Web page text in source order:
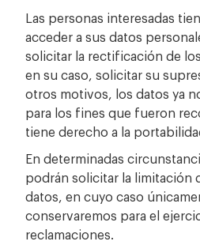
Las personas interesadas
acceder a sus datos
solicitar la rectificación de
en su caso, solicitar su
otros motivos, los datos ya
para los fines que fueron
tiene derecho a la
En determinadas
podrán solicitar la limitación
datos, en cuyo caso
conservaremos para el
reclamaciones.